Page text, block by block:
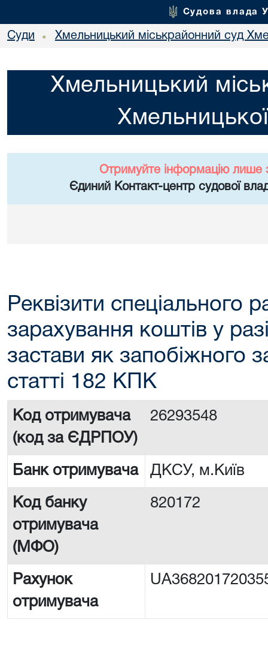
Судова влада
Суди • Хмельницький міськрайонний суд
Хмельницький
Отримуйте інформацію лише
Єдиний Контакт-центр судової
Реквізити спеціального
зарахування коштів у
застави як запобіжного
статті 182 КПК
Код отримувача
(код за ЄДРПОУ)
26293548
Банк отримувача ДКСУ, м.Київ
Код банку
отримувача
(МФО)
820172
Рахунок
отримувача